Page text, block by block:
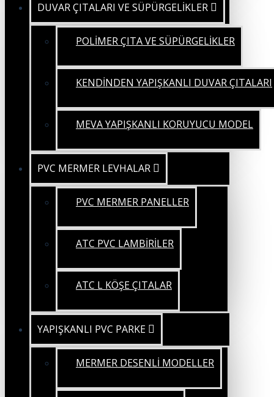
DUVAR ÇITALARI VE SÜPÜRGELİKLER
POLİMER ÇITA VE SÜPÜRGELİKLER
KENDİNDEN YAPIŞKANLI DUVAR ÇITALARI
MEVA YAPIŞKANLI KORUYUCU MODEL
PVC MERMER LEVHALAR
PVC MERMER PANELLER
ATC PVC LAMBİRİLER
ATC L KÖŞE ÇITALAR
YAPIŞKANLI PVC PARKE
MERMER DESENLİ MODELLER